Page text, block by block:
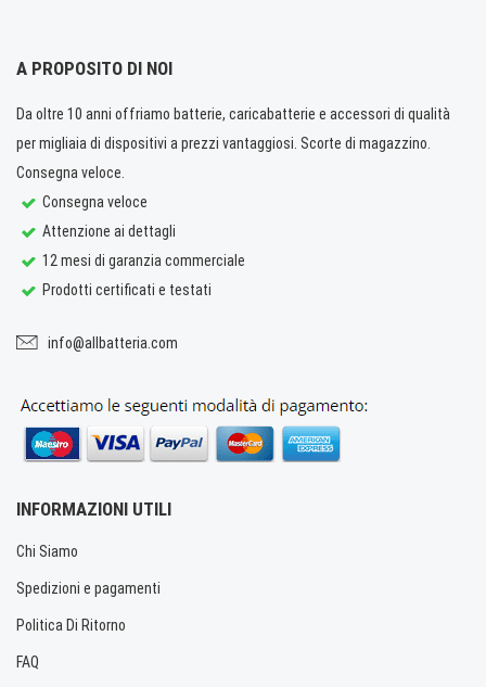
A PROPOSITO DI NOI
Da oltre 10 anni offriamo batterie, caricabatterie e accessori di qualità
per migliaia di dispositivi a prezzi vantaggiosi. Scorte di magazzino.
Consegna veloce.
Consegna veloce
Attenzione ai dettagli
12 mesi di garanzia commerciale
Prodotti certificati e testati
info@allbatteria.com
INFORMAZIONI UTILI
Chi Siamo
Spedizioni e pagamenti
Politica Di Ritorno
FAQ